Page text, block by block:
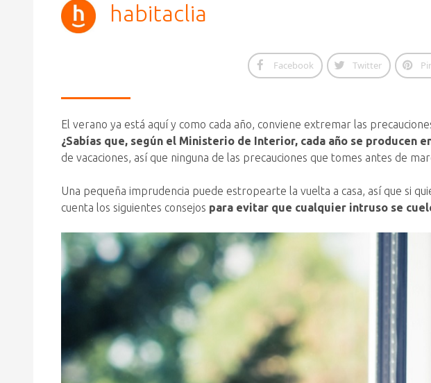
habitaclia
Facebook Twitter
El verano ya está aquí y como cada año, conviene extremar las
¿Sabías que, según el Ministerio de Interior, cada año se producen
de vacaciones, así que ninguna de las precauciones que tomes antes de
Una pequeña imprudencia puede estropearte la vuelta a casa, así que si
cuenta los siguientes consejos para evitar que cualquier intruso se